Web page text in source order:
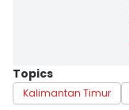
Topics
Kalimantan Timur